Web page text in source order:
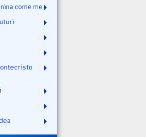
come me